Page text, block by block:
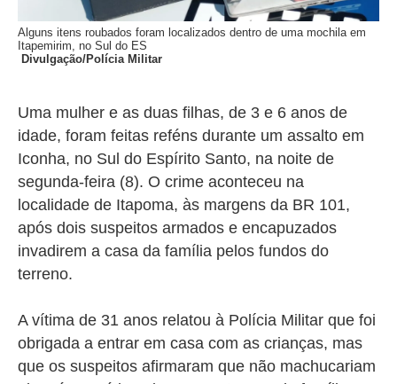
Alguns itens roubados foram localizados dentro de uma mochila em
Itapemirim, no Sul do ES
Divulgação/Polícia Militar
Uma mulher e as duas filhas, de 3 e 6 anos de
idade, foram feitas reféns durante um assalto em
Iconha, no Sul do Espírito Santo, na noite de
segunda-feira (8). O crime aconteceu na
localidade de Itapoma, às margens da BR 101,
após dois suspeitos armados e encapuzados
invadirem a casa da família pelos fundos do
terreno.
A vítima de 31 anos relatou à Polícia Militar que foi
obrigada a entrar em casa com as crianças, mas
que os suspeitos afirmaram que não machucariam